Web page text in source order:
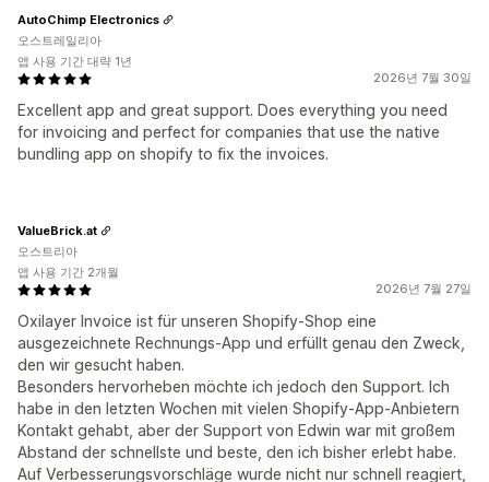
2026년 7월 30일
Excellent app and great support. Does everything you need
for invoicing and perfect for companies that use the native
bundling app on shopify to fix the invoices.
AutoChimp Electronics
오스트레일리아
앱 사용 기간 대략 1년
2026년 7월 27일
Oxilayer Invoice ist für unseren Shopify-Shop eine
ausgezeichnete Rechnungs-App und erfüllt genau den Zweck,
den wir gesucht haben.
Besonders hervorheben möchte ich jedoch den Support. Ich
habe in den letzten Wochen mit vielen Shopify-App-Anbietern
Kontakt gehabt, aber der Support von Edwin war mit großem
Abstand der schnellste und beste, den ich bisher erlebt habe.
Auf Verbesserungsvorschläge wurde nicht nur schnell reagiert,
ValueBrick.at
오스트리아
앱 사용 기간 2개월